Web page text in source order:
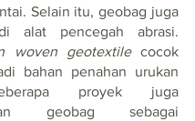
Selain itu, geobag juga
alat pencegah abrasi.
woven geotextile cocok
bahan penahan urukan
proyek juga
geobag sebagai